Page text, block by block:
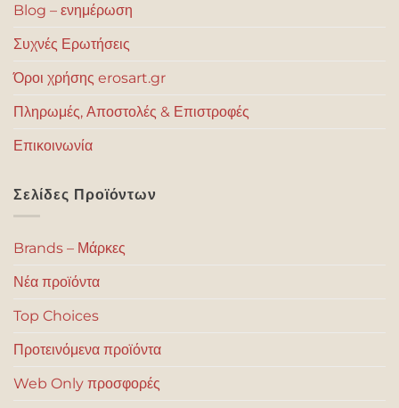
Blog – ενημέρωση
Συχνές Ερωτήσεις
Όροι χρήσης erosart.gr
Πληρωμές, Αποστολές & Επιστροφές
Επικοινωνία
Σελίδες Προϊόντων
Brands – Μάρκες
Νέα προϊόντα
Top Choices
Προτεινόμενα προϊόντα
Web Only προσφορές